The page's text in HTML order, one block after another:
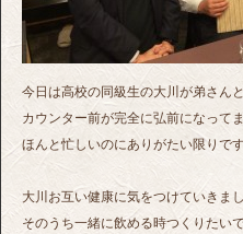
今日は高校の同級生の大川が弟さん
カウンター前が完全に弘前になって
ほんと忙しいのにありがたい限りで
大川お互い健康に気をつけていきま
そのうち一緒に飲める時つくりたい